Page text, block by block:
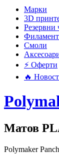
Mарки
3D
Резервни
Смоли
⚡ Оферти
🔥
Матов
Polymaker